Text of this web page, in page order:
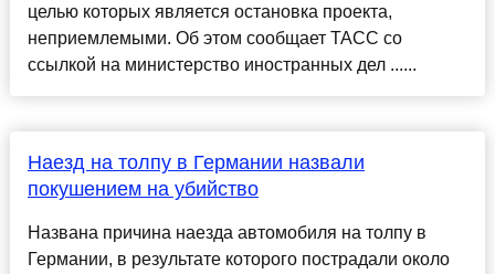
целью которых является остановка проекта,
неприемлемыми. Об этом сообщает ТАСС со
ссылкой на министерство иностранных дел ......
Наезд на толпу в Германии назвали
покушением на убийство
Названа причина наезда автомобиля на толпу в
Германии, в результате которого пострадали около